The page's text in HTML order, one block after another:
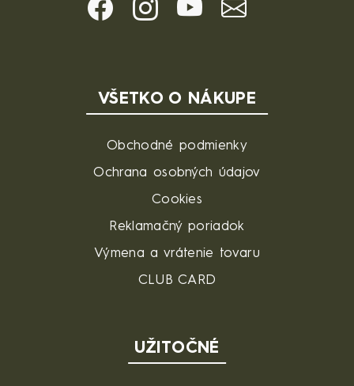
VŠETKO O NÁKUPE
Obchodné podmienky
Ochrana osobných údajov
Cookies
Reklamačný poriadok
Výmena a vrátenie tovaru
CLUB CARD
UŽITOČNÉ